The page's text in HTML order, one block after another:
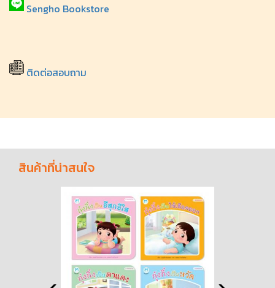
Sengho Bookstore
ติดต่อสอบถาม
สินค้าที่น่าสนใจ